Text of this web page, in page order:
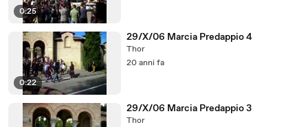
0:25
0:22
29/X/06 Marcia Predappio 4
Thor
20 anni fa
29/X/06 Marcia Predappio 3
Thor